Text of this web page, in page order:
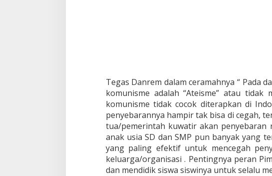
Tegas Danrem dalam ceramahnya “ Pada
komunisme adalah “Ateisme” atau
komunisme tidak cocok diterapkan di
penyebarannya hampir tak bisa di cegah,
tua/pemerintah kuwatir akan penyebaran
anak usia SD dan SMP pun banyak yang
yang paling efektif untuk mencegah
keluarga/organisasi . Pentingnya peran
dan mendidik siswa siswinya untuk selalu